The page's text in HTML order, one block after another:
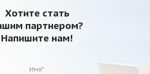
Хотите стать
партнером?
Напишите нам!